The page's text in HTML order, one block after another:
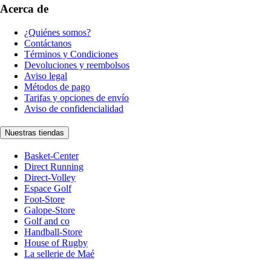
Acerca de
¿Quiénes somos?
Contáctanos
Términos y Condiciones
Devoluciones y reembolsos
Aviso legal
Métodos de pago
Tarifas y opciones de envío
Aviso de confidencialidad
Nuestras tiendas
Basket-Center
Direct Running
Direct-Volley
Espace Golf
Foot-Store
Galope-Store
Golf and co
Handball-Store
House of Rugby
La sellerie de Maé